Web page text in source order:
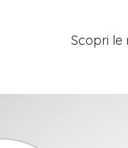
Scopri le